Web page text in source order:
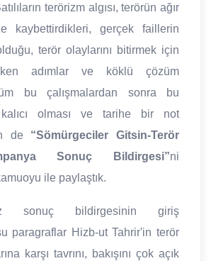
terörizm algısı, terörün ağır
kaybettirdikleri, gerçek faillerin
terör olaylarını bitirmek için
adımlar ve köklü çözüm
bu çalışmalardan sonra bu
kalıcı olması ve tarihe bir not
de “Sömürgeciler Gitsin-Terör
Sonuç Bildirgesi”ni
ile paylaştık.
sonuç bildirgesinin giriş
paragraflar Hizb-ut Tahrir'in terör
karşı tavrını, bakışını çok açık